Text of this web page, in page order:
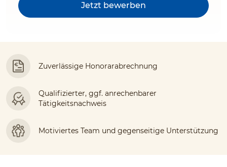
Jetzt bewerben
Zuverlässige Honorarabrechnung
Qualifizierter, ggf. anrechenbarer
Tätigkeitsnachweis
Motiviertes Team und gegenseitige Unterstützung